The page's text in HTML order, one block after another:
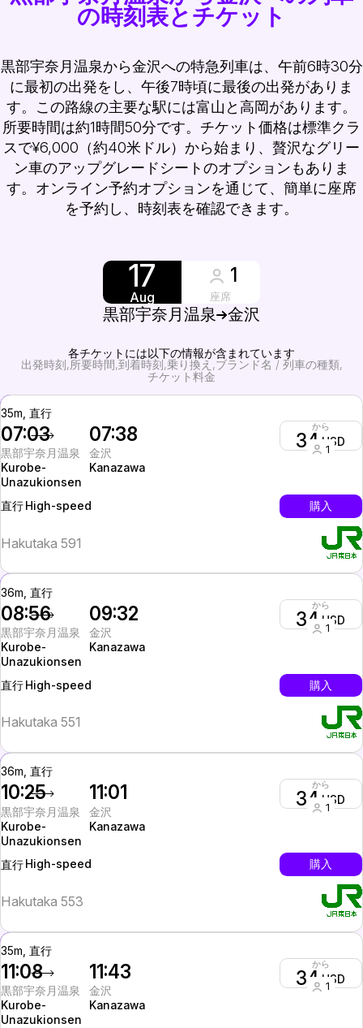
の時刻表とチケット
黒部宇奈月温泉から金沢への特急列車は、午前6時30分
に最初の出発をし、午後7時頃に最後の出発がありま
す。この路線の主要な駅には富山と高岡があります。
所要時間は約1時間50分です。チケット価格は標準クラ
スで¥6,000（約40米ドル）から始まり、贅沢なグリー
ン車のアップグレードシートのオプションもありま
す。オンライン予約オプションを通じて、簡単に座席
を予約し、時刻表を確認できます。
17
Aug
1
座席
黒部宇奈月温泉 金沢
各チケットには以下の情報が含まれています
出発時刻 所要時間 到着時刻 乗り換え
ブランド名 / 列車の種類
チケット料金
35m, 直行
07:03
黒部宇奈月温泉
Kurobe-
Unazukionsen
07:38
金沢
Kanazawa
から
34 USD
1
直行 High-speed 購入
Hakutaka 591
36m, 直行
08:56
黒部宇奈月温泉
Kurobe-
Unazukionsen
09:32
金沢
Kanazawa
から
34 USD
1
直行High-speed 購入
Hakutaka 551
36m, 直行
10:25
黒部宇奈月温泉
Kurobe-
Unazukionsen
11:01
金沢
Kanazawa
から
34 USD
1
直行 High-speed 購入
Hakutaka 553
35m, 直行
11:08
黒部宇奈月温泉
Kurobe-
Unazukionsen
11:43
金沢
Kanazawa
から
34 USD
1